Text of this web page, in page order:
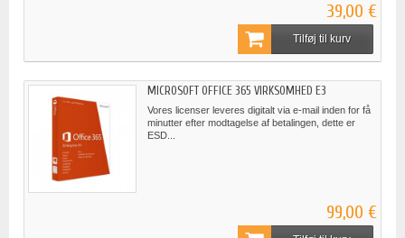
39,00 €
Tilføj til kurv
MICROSOFT OFFICE 365 VIRKSOMHED E3
Vores licenser leveres digitalt via e-mail inden for få
minutter efter modtagelse af betalingen, dette er
ESD...
99,00 €